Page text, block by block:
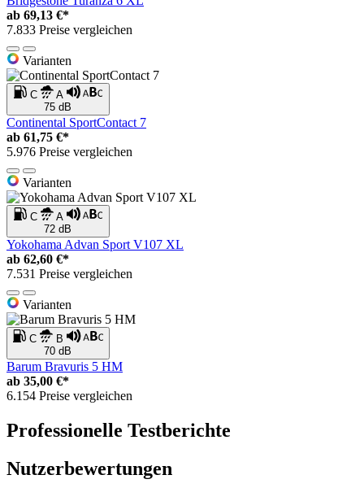
ab 69,13 €*
7.833 Preise vergleichen
Varianten
C
A
75 dB
Continental SportContact 7
ab 61,75 €*
5.976 Preise vergleichen
Varianten
C
A
72 dB
Yokohama Advan Sport V107 XL
ab 62,60 €*
7.531 Preise vergleichen
Varianten
C
B
70 dB
Barum Bravuris 5 HM
ab 35,00 €*
6.154 Preise vergleichen
Professionelle Testberichte
Nutzerbewertungen